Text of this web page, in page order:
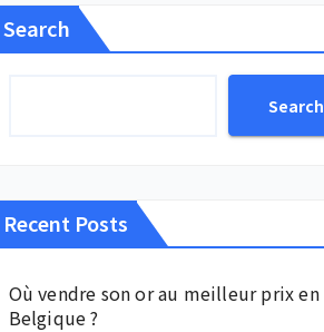
Search
Search
Recent Posts
Où vendre son or au meilleur prix en
Belgique ?